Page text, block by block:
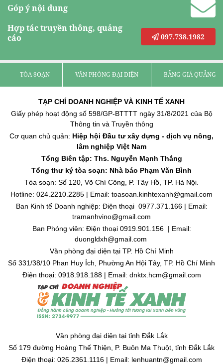
Góp ý nội dung
Hợp tác truyền thông, quảng
cáo
097.738.1982
TÒA SOẠN VĂN PHÒNG ĐẠI DIỆN BẢNG GIÁ QUẢNG
TẠP CHÍ DOANH NGHIỆP VÀ KINH TẾ XANH
Giấy phép hoạt động số 598/GP-BTTTT ngày 31/8/2021 của Bộ
Thông tin và Truyền thông
Cơ quan chủ quản: Hiệp hội Đầu tư xây dựng - dịch vụ nông,
lâm nghiệp Việt Nam
Tổng Biên tập: Ths. Nguyễn Mạnh Thắng
Tổng thư ký tòa soạn: Nhà báo Phạm Văn Bình
Tòa soạn: Số 120, Võ Chí Công, P. Tây Hồ, TP. Hà Nội.
Hotline: 024.2210.2285 | Email: toasoan.kinhtexanh@gmail.com
Ban Kinh tế Doanh nghiệp: Điện thoại 0977.371.166 | Email:
tramanhvino@gmail.com
Ban Phóng viên: Điện thoại 0919.901.156 | Email:
duongldxh@gmail.com
Văn phòng đại diện tại TP. Hồ Chí Minh
Số 331/38/10 Phan Huy Ích, Phường An Hội Tây, TP. Hồ Chí Minh
Điện thoại: 0918.918.188 | Email: dnktx.hcm@gmail.com
Văn phòng đại diện tại tỉnh Đắk Lắk
Số 179 đường Hoàng Thế Thiện, P. Buôn Ma Thuột, tỉnh Đắk Lắk
Điện thoại: 026.2361.1116 | Email: lenhuantn@gmail.com